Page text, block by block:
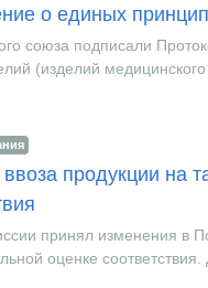
о единых
союза подписали
(изделий медицинского
продукции
принял изменения в
оценке соответствия.